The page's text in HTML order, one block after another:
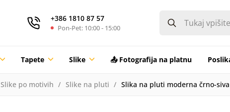
+386 1810 87 57
Pon-Pet: 10:00 - 15:00
Tapete Slike 📤 Fotografija na platnu
Slike po motivih Slike na pluti Slika na pluti moderna črno-